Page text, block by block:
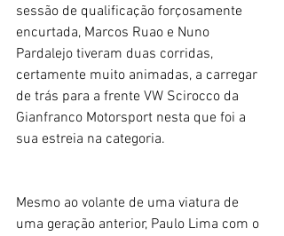
sessão de qualificação forçosamente
encurtada, Marcos Ruao e Nuno
Pardalejo tiveram duas corridas,
certamente muito animadas, a carregar
de trás para a frente VW Scirocco da
Gianfranco Motorsport nesta que foi a
sua estreia na categoria.
Mesmo ao volante de uma viatura de
uma geração anterior, Paulo Lima com o